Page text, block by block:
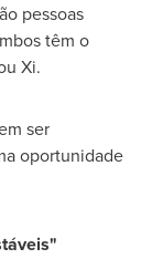
pessoas
têm o
Xi.
ser
oportunidade